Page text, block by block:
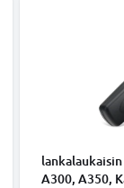
A300, A350,